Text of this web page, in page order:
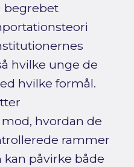
begrebet
hvilke unge de
hvilke formål.
hvordan de
rammer
påvirke både